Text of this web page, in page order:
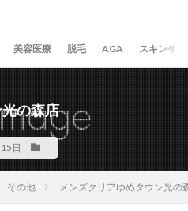
美容医療 脱毛 AGA スキンケア
の森店
日
その他 メンズクリアゆめタウン光の